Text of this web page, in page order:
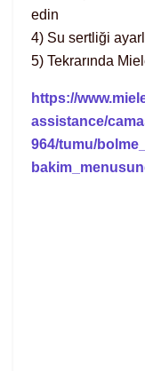
edin
4) Su sertliği
5) Tekrarında
https://
assistance/
964/tumu/